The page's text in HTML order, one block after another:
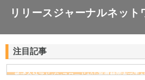
リリースジャーナルネット
注目記事
株式会社アドバンスロードが山形県鶴岡市で手